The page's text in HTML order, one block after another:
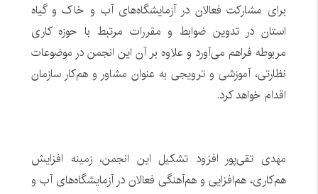
برای مشارکت فعالان در آزمایشگاه‌های آب و خاک و گیاه
استان در تدوین ضوابط و مقررات مرتبط با حوزه کاری
مربوطه فراهم می‌آورد و علاوه بر آن این انجمن در موضوعات
نظارتی، آموزشی و ترویجی به عنوان مشاور و هم‌کار سازمان
اقدام خواهد کرد.
مهدی تقی‌پور افزود تشکیل این انجمن، زمینه افزایش
هم‌کاری، هم‌افزایی و هم‌آهنگی فعالان در آزمایشگاه‌های آب و